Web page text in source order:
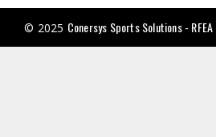
© 2025 Conersys Sports Solutions - RFEA